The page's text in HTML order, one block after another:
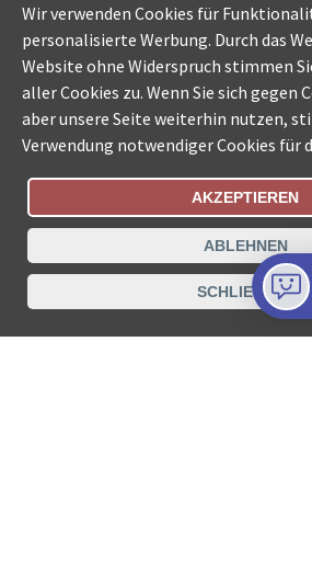
Bestellungsstatus Ämtersuche
Datenschutz Impressum
Kontakt
Wir verwenden Cookies für
personalisierte Werbung. Durch das
Website ohne Widerspruch stimmen
aller Cookies zu. Wenn Sie sich gegen
aber unsere Seite weiterhin nutzen,
Verwendung notwendiger Cookies für
AKZEPTIEREN
ABLEHNEN
SCHLIESSEN